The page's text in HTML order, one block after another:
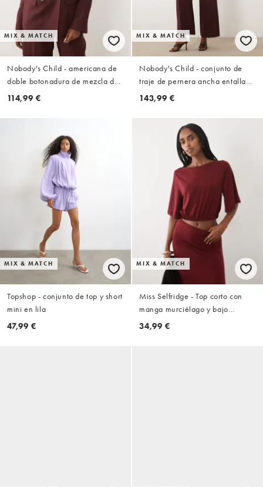
MIX & MATCH
Nobody's Child - americana de
doble botonadura de mezcla de
lino en ciruela oscura, parte de
114,99 €
MIX & MATCH
Nobody's Child - conjunto de
traje de pernera ancha entallado
en ciruela oscura
143,99 €
MIX & MATCH
Topshop - conjunto de top y short
mini en lila
47,99 €
MIX & MATCH
Miss Selfridge - Top corto con
manga murciélago y bajo
fruncido del conjunto en ciruela
34,99 €